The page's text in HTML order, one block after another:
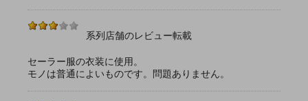
系列店舗のレビュー転載
セーラー服の衣装に使用。
モノは普通によいものです。問題ありません。